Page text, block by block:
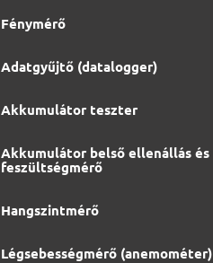
Fénymérő
Adatgyűjtő (datalogger)
Akkumulátor teszter
Akkumulátor belső ellenállás és
feszültségmérő
Hangszintmérő
Légsebességmérő (anemométer)